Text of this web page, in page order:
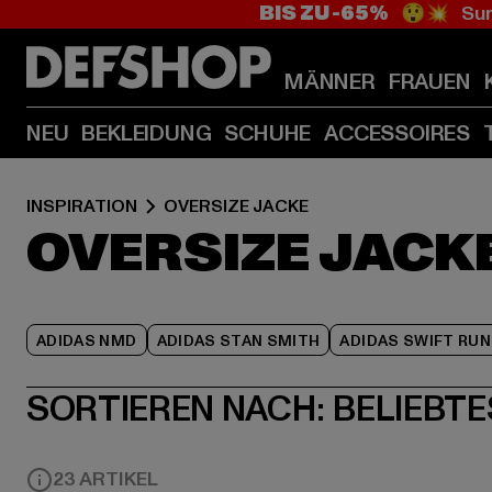
BIS ZU -65% 😲💥
MÄNNER FRAUEN
NEU BEKLEIDUNG SCHUHE ACCESSOIRES
INSPIRATION OVERSIZE JACKE
OVERSIZE
ADIDAS NMD ADIDAS STAN SMITH ADIDAS SWIFT RUN
SORTIEREN NACH:
23 ARTIKEL